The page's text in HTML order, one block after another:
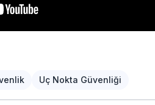
Uç Nokta Güvenliği